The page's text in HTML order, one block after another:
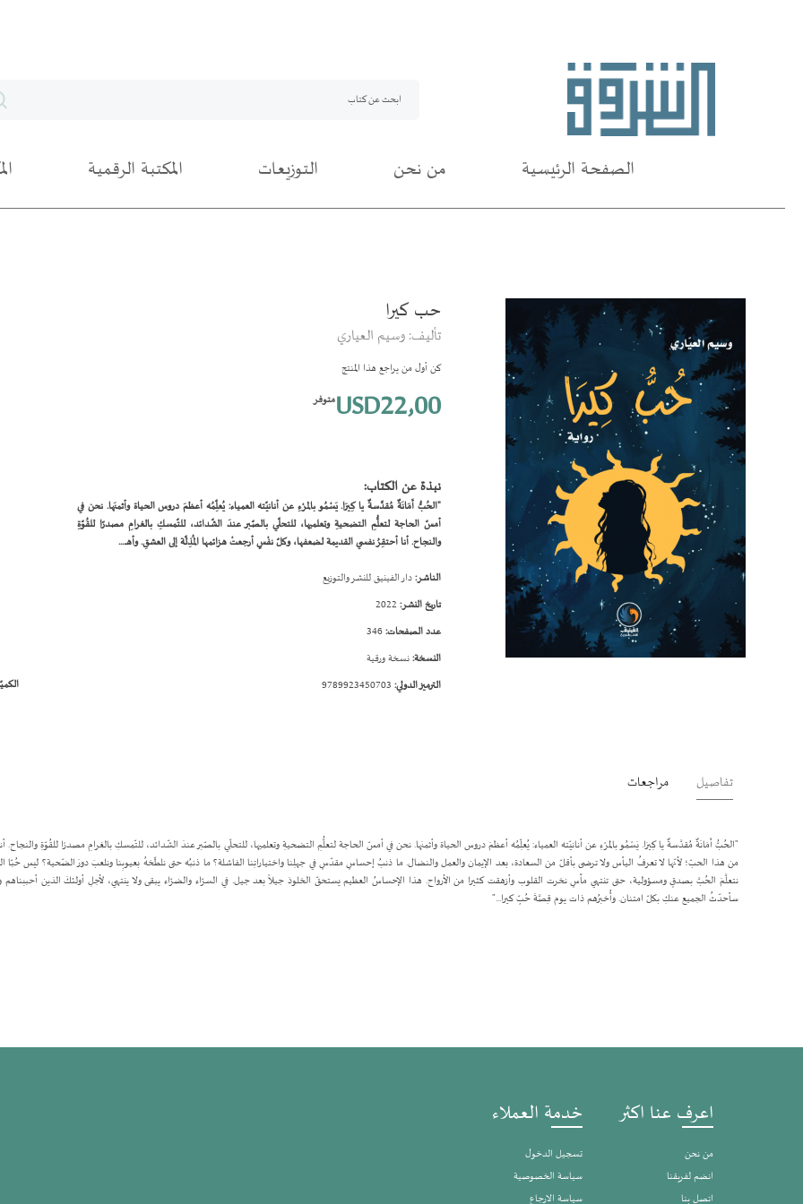
الصفحة الرئيسية من نحن التوزيعات المكتبة الرقمية
حب كيرا
تأليف: وسيم العياري
كن أول من يراجع هذا المنتج
USD22٫00متوفر
نبذة عن الكتاب:
"الحُبُّ أَمَانَةٌ مُقدَّسةٌ يا كِيرَا. يَسْمُو بالمرْءِ عن أنانيّته العمياء: يُعلِّمُه أعظمَ دروس الحياة وأثمنَها. نحن في
أمسّ الحاجة لتعلُّمِ التضحيةِ وتعلميها، للتحلّي بالصّبر عندَ الشّدائد، للتّمسكِ بالغرامِ مصدرًا للقُوّةِ
والنجاح. أنا أحتقِرُ نفسي القديمة لضعفها، وكلّ نفْسٍ أرجعتْ هزائمها المُذِلّة إلى العشقِ. وأهـ....
الناشر:دار الفينيق للنشر والتوزيع
تاريخ النشر:2022
عدد الصفحات:346
النسخة:نسخة ورقية
الترميز الدولي:
النهاية
معرض
الصور
تفاصيل
"الحُبُّ أَمَانَةٌ مُقدَّسةٌ يا كِيرَا. يَسْمُو بالمرْءِ عن أنانيّته العمياء: يُعلِّمُه أعظمَ دروس الحياة وأثمنَها. نحن في أمسّ الحاجة لتعلُّمِ التضحيةِ وتعلميها، للتحلّي بالصّبر عندَ الشّدائد، للتّمسكِ بالغرامِ مصدرًا للقُوّةِ
من هذا الحبّ؛ لأنّها لا تعرفُ اليأس ولا ترضى بأقلّ من السعادة، بعد الإيمان والعمل والنضال. ما ذنبُ إحساسٍ مقدّسٍ في جهلِنا واختياراتِنا الفاشلة؟ ما ذنبُه حتى نلطّخهُ بعيوبِنا ونلعبَ دورَ الضّحية؟ ليس حُبّا
نتعلَّمَ الحُبَّ بصدقٍ ومسؤولية، حتى تنتهي مآسٍ نخرت القلوب وأزهقت كثيرا من الأرواح. هذا الإحساسُ العظيم يستحقّ الخلودَ جيلاً بعد جيل. في السرّاء والضرّاء يبقى ولا ينتهي، لأجلِ أولئكَ الذين
سأحدّثُ الجميع عنكِ بكلّ امتنان. وأُخبرُهم ذات يوم قِصَّةَ حُبِّ كيرا..."
مراجعات
اعرف عنا اكثر
من نحن
انضم لفريقنا
اتصل بنا
خدمة العملاء
تسجيل الدخول
سياسة الخصوصية
سياسة الارجاع